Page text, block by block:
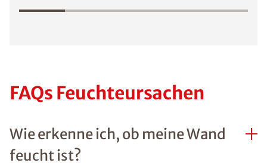
FAQs Feuchteursachen
Wie erkenne ich, ob meine Wand
feucht ist?